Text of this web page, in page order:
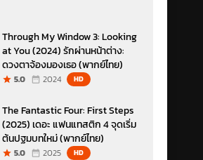
Through My Window 3: Looking
at You (2024) รักผ่านหน้าต่าง:
ดวงตาจ้องมองเธอ (พากย์ไทย)
5.0 2024 HD
The Fantastic Four: First Steps
(2025) เดอะ แฟนแทสติก 4 จุดเริ่ม
ต้นปฐมบทใหม่ (พากย์ไทย)
5.0 2025 HD